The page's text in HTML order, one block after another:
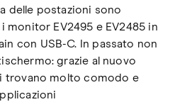
delle postazioni sono
monitor EV2495 e EV2485 in
con USB-C. In passato non
grazie al nuovo
trovano molto comodo e